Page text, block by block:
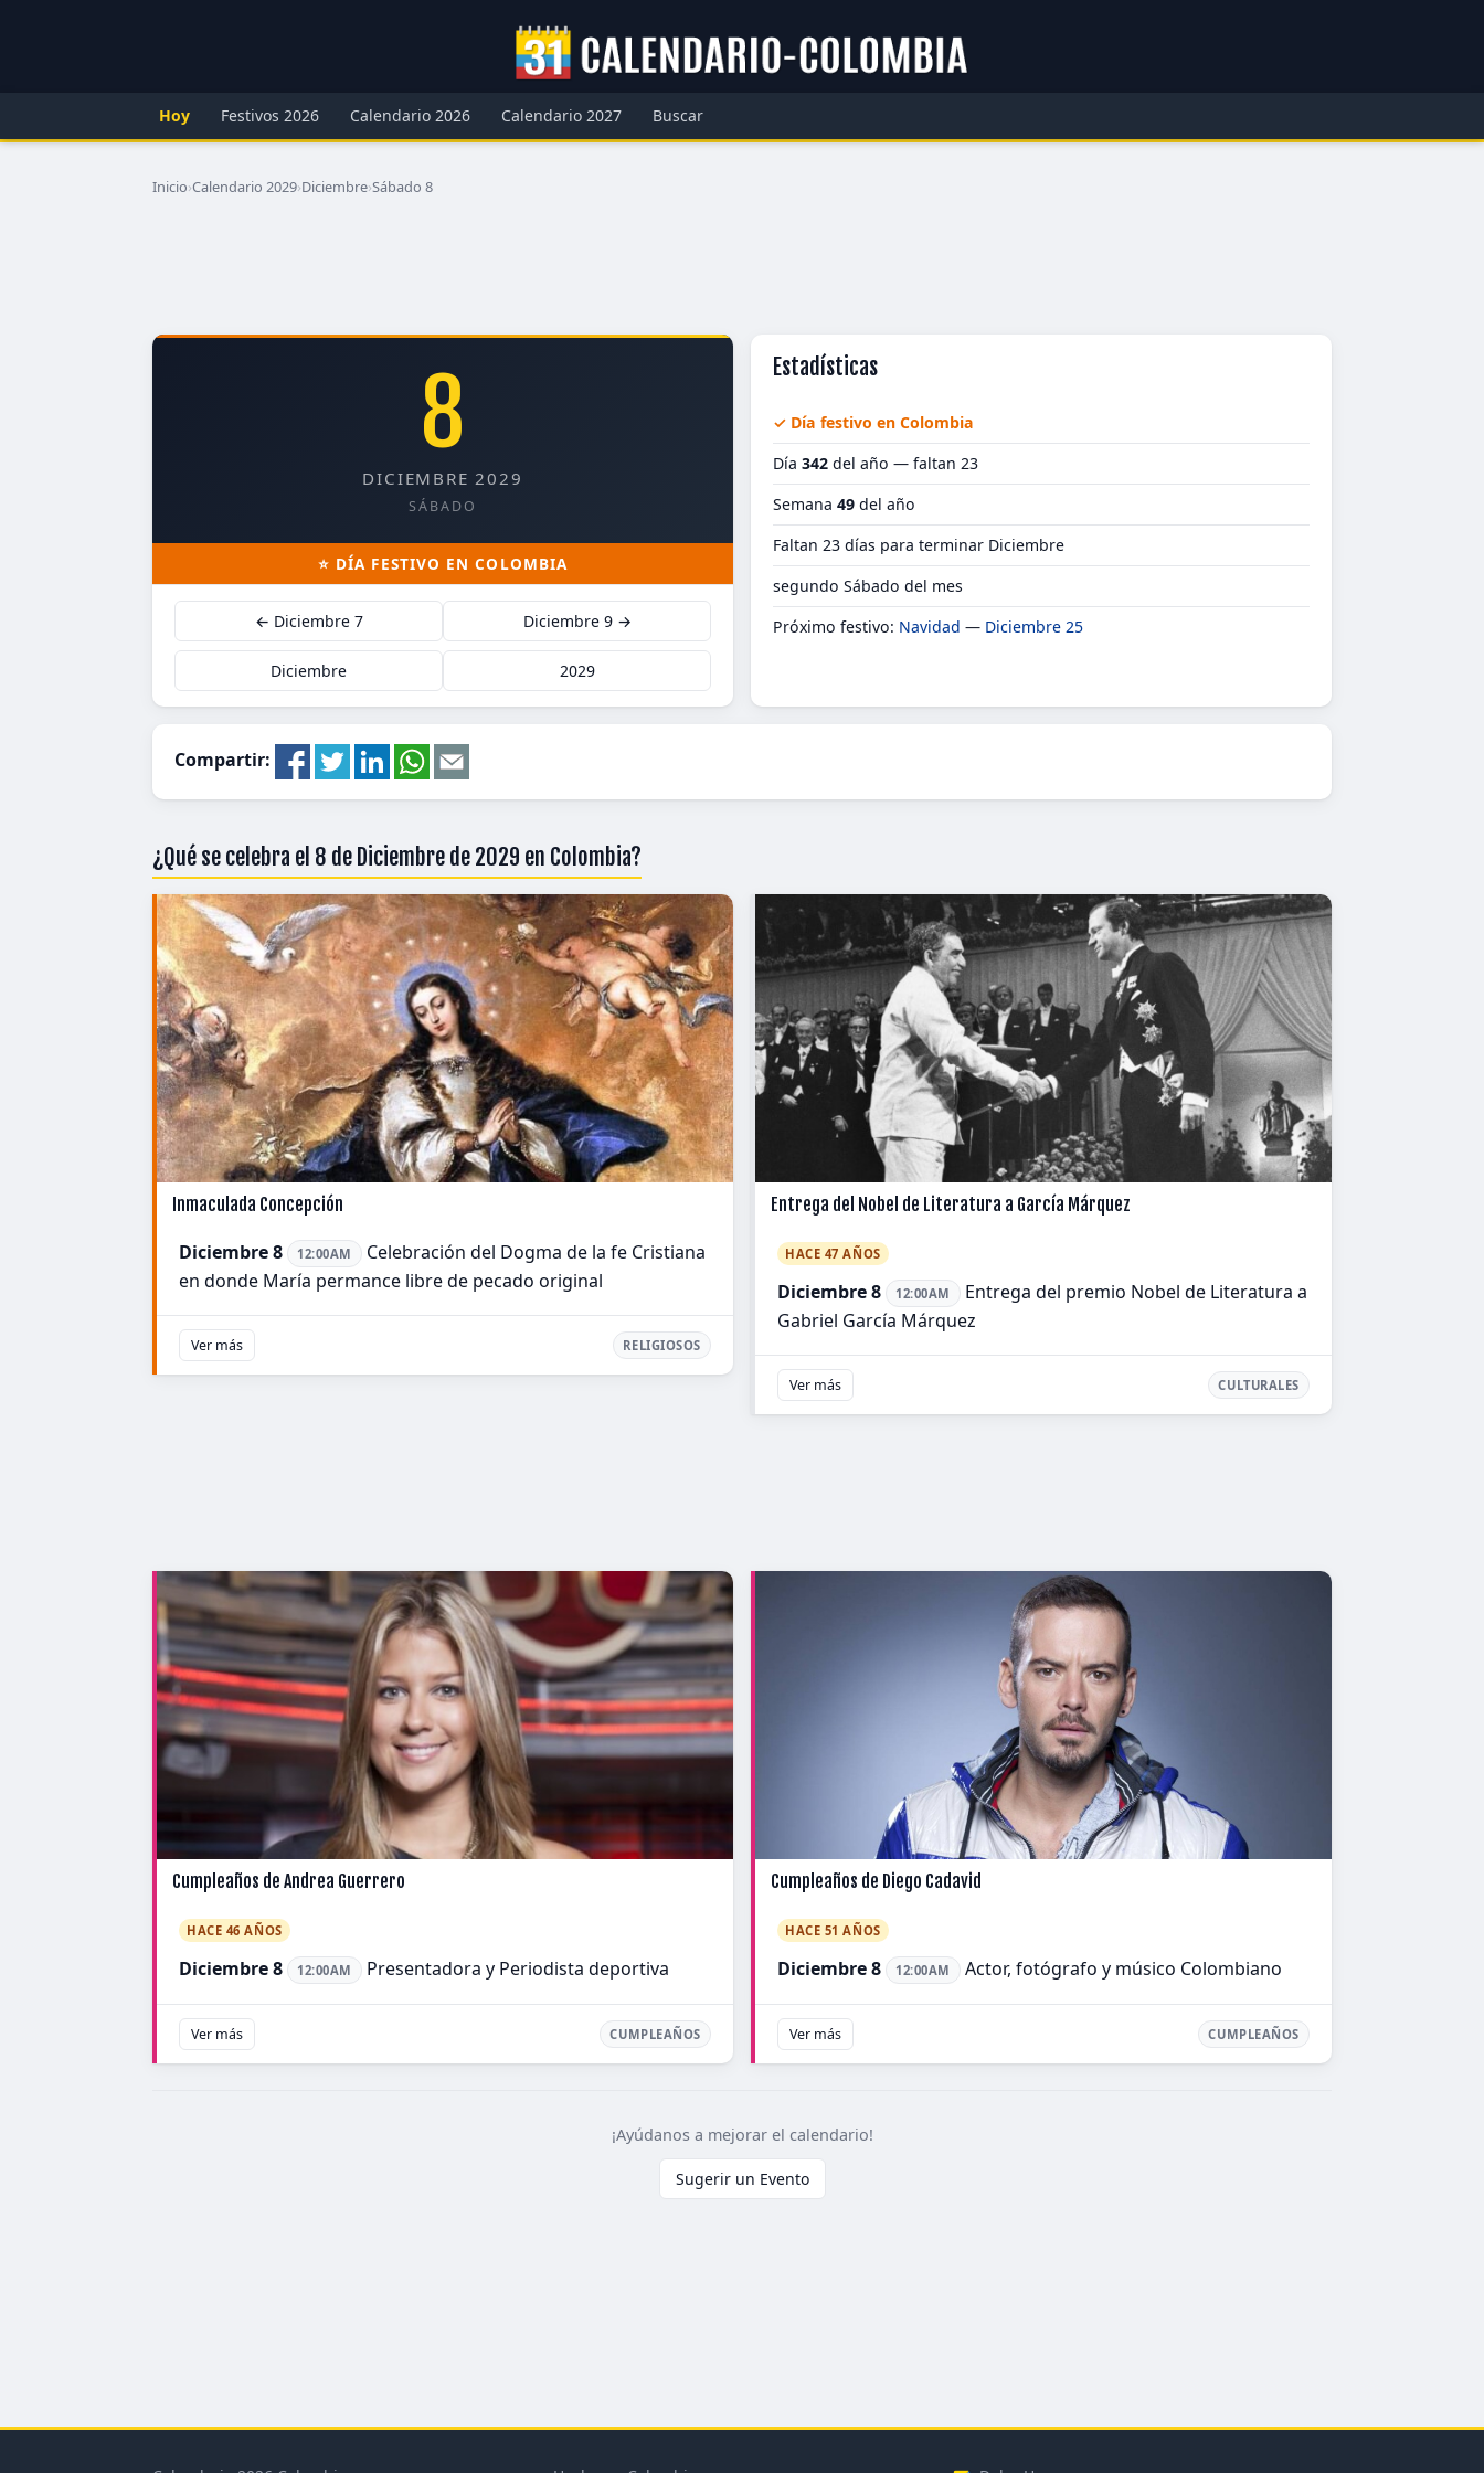
Hoy Festivos 2026 Calendario 2026 Calendario 2027 Buscar
Inicio›Calendario 2029›Diciembre›Sábado 8
8
DICIEMBRE 2029
SÁBADO
⭐ DÍA FESTIVO EN COLOMBIA
← Diciembre 7 Diciembre 9 →
Diciembre 2029
Estadísticas
✓ Día festivo en Colombia
Día 342 del año — faltan 23
Semana 49 del año
Faltan 23 días para terminar Diciembre
segundo Sábado del mes
Próximo festivo: Navidad — Diciembre 25
Compartir:
¿Qué se celebra el 8 de Diciembre de 2029 en Colombia?
Inmaculada Concepción
Diciembre 8 12:00AM
Celebración del Dogma de la fe Cristiana
en donde María permance libre de pecado original
Ver más RELIGIOSOS
Entrega del Nobel de Literatura a García Márquez
HACE 47 AÑOS
Diciembre 8 12:00AM
Entrega del premio Nobel de Literatura a
Gabriel García Márquez
Ver más CULTURALES
Cumpleaños de Andrea Guerrero
HACE 46 AÑOS
Diciembre 8 12:00AM Presentadora y Periodista deportiva
Ver más CUMPLEAÑOS
Cumpleaños de Diego Cadavid
HACE 51 AÑOS
Diciembre 8 12:00AM Actor, fotógrafo y músico Colombiano
Ver más CUMPLEAÑOS
¡Ayúdanos a mejorar el calendario!
Sugerir un Evento